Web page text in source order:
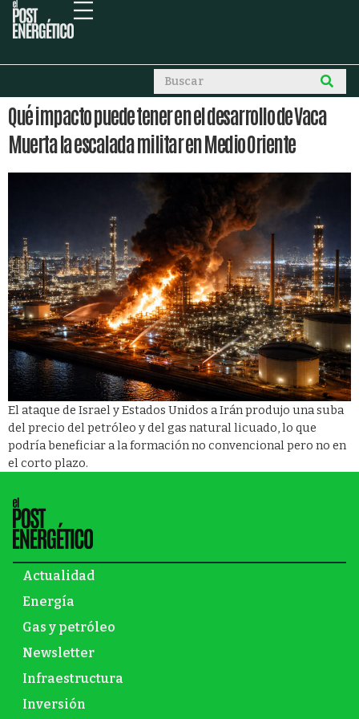
Qué impacto puede tener en el desarrollo de Vaca
Muerta la escalada militar en Medio Oriente
El ataque de Israel y Estados Unidos a Irán produjo una suba
del precio del petróleo y del gas natural licuado, lo que
podría beneficiar a la formación no convencional pero no en
el corto plazo.
Actualidad
Energía
Gas y petróleo
Newsletter
Infraestructura
Inversión